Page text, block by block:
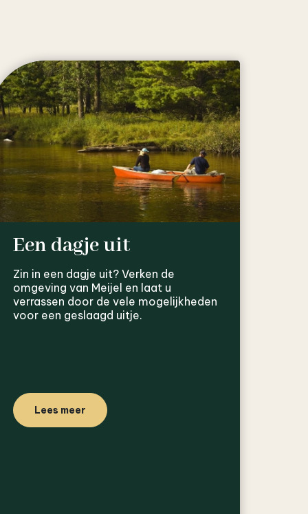
Een dagje uit
Zin in een dagje uit? Verken de
omgeving van Meijel en laat u
verrassen door de vele mogelijkheden
voor een geslaagd uitje.
Lees meer